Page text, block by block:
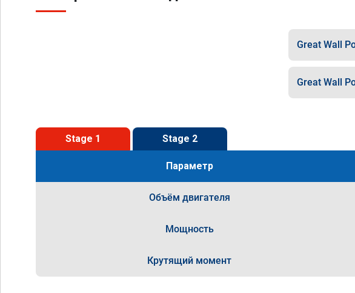
Great Wall
Great Wall
Stage 1 Stage 2
Параметр
Объём двигателя
Мощность
Крутящий момент